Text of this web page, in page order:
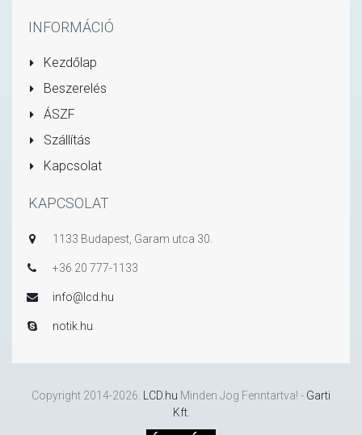
INFORMÁCIÓ
Kezdőlap
Beszerelés
ÁSZF
Szállítás
Kapcsolat
KAPCSOLAT
1133 Budapest, Garam utca 30.
+36 20 777-1133
info@lcd.hu
notik.hu
Copyright 2014-2026. LCD.hu Minden Jog Fenntartva! - Garti
Kft.